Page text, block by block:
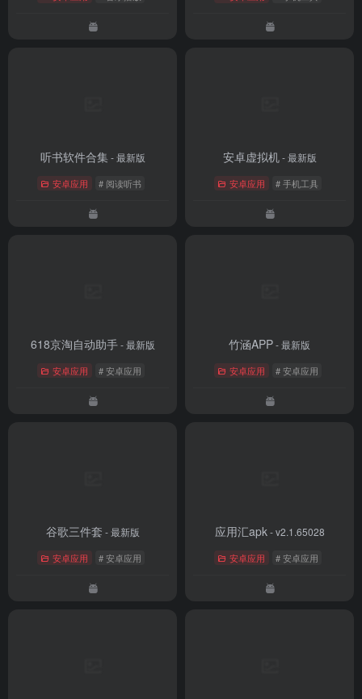
听书软件合集- 最新版
安卓应用 # 阅读听书
安卓虚拟机- 最新版
安卓应用 # 手机工具
618京淘自动助手- 最新版
安卓应用 # 安卓应用
竹涵APP- 最新版
安卓应用 # 安卓应用
谷歌三件套 - 最新版
安卓应用 # 安卓应用
应用汇apk- v2.1.65028
安卓应用 # 安卓应用